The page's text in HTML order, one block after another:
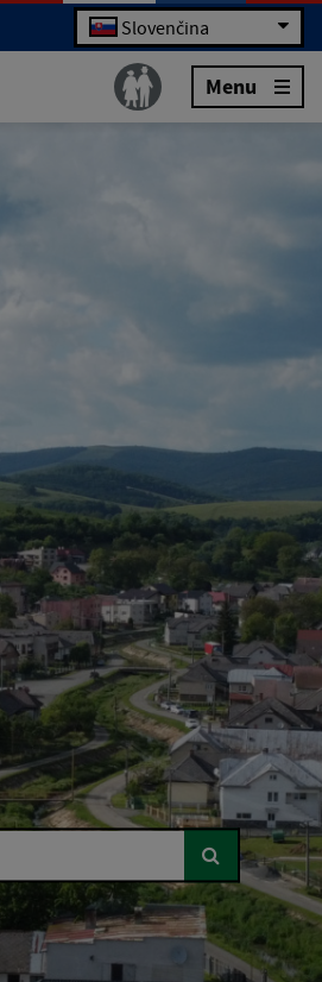
Slovenčina
Menu